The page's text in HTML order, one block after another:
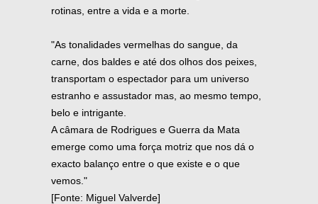
rotinas, entre a vida e a morte.
"As tonalidades vermelhas do sangue, da
carne, dos baldes e até dos olhos dos peixes,
transportam o espectador para um universo
estranho e assustador mas, ao mesmo tempo,
belo e intrigante.
A câmara de Rodrigues e Guerra da Mata
emerge como uma força motriz que nos dá o
exacto balanço entre o que existe e o que
vemos."
[Fonte: Miguel Valverde]